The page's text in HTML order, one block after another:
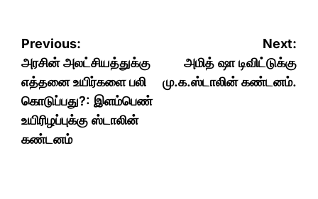
Post
navigation
Previous:
அரசின் அலட்சியத்துக்கு
எத்தனை உயிர்களை பலி
கொடுப்பது?: இளம்பெண்
உயிரிழப்புக்கு ஸ்டாலின்
கண்டனம்
Next:
அமித் ஷா டிவிட்டுக்கு
மு.க.ஸ்டாலின் கண்டனம்.